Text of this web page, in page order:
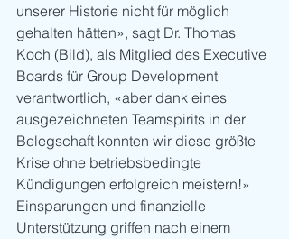
unserer Historie nicht für möglich
gehalten hätten», sagt Dr. Thomas
Koch (Bild), als Mitglied des Executive
Boards für Group Development
verantwortlich, «aber dank eines
ausgezeichneten Teamspirits in der
Belegschaft konnten wir diese größte
Krise ohne betriebsbedingte
Kündigungen erfolgreich meistern!»
Einsparungen und finanzielle
Unterstützung griffen nach einem